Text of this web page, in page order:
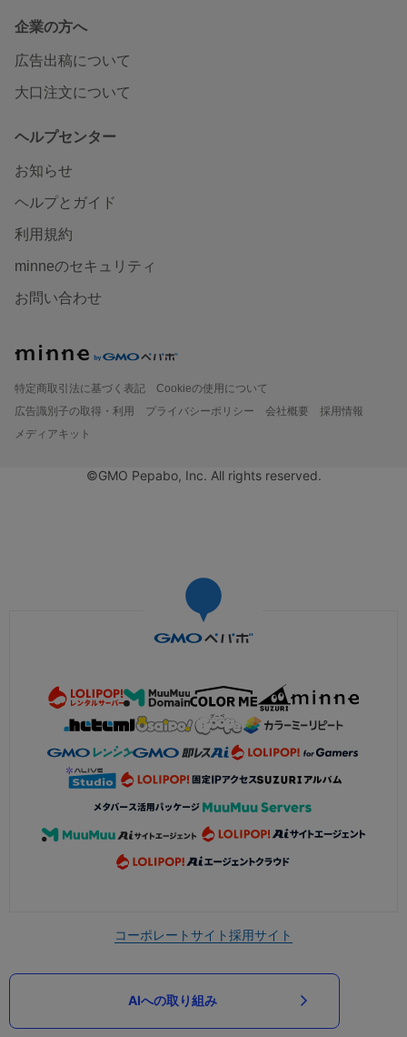
企業の方へ
広告出稿について
大口注文について
ヘルプセンター
お知らせ
ヘルプとガイド
利用規約
minneのセキュリティ
お問い合わせ
特定商取引法に基づく表記
Cookieの使用について
広告識別子の取得・利用
プライバシーポリシー 会社概要
採用情報
メディアキット
©GMO Pepabo, Inc. All rights reserved.
コーポレートサイト採用サイト
AIへの取り組み